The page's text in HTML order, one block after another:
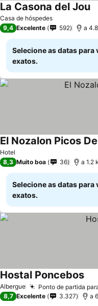
Casa de hóspedes
La Casona del Jou
9,4 Excelente 592 a
Selecione as datas para
exatos.
Hotel
El Nozalon Picos
8,3 Muito boa 36 a 1.2
Selecione as datas para
exatos.
Albergue Ponto de partida
Hostal Poncebos
8,7 Excelente 3.327 a